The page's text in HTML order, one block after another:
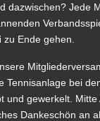
dazwischen? Jede
zu Ende gehen.
Tennisanlage bei
und gewerkelt.
Dankeschön an